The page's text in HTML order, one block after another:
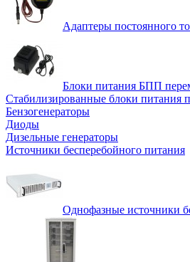
Адаптеры постоянного
Блоки питания БПП
Стабилизированные блоки питания
Бензогенераторы
Диоды
Дизельные генераторы
Источники бесперебойного питания
Однофазные источники